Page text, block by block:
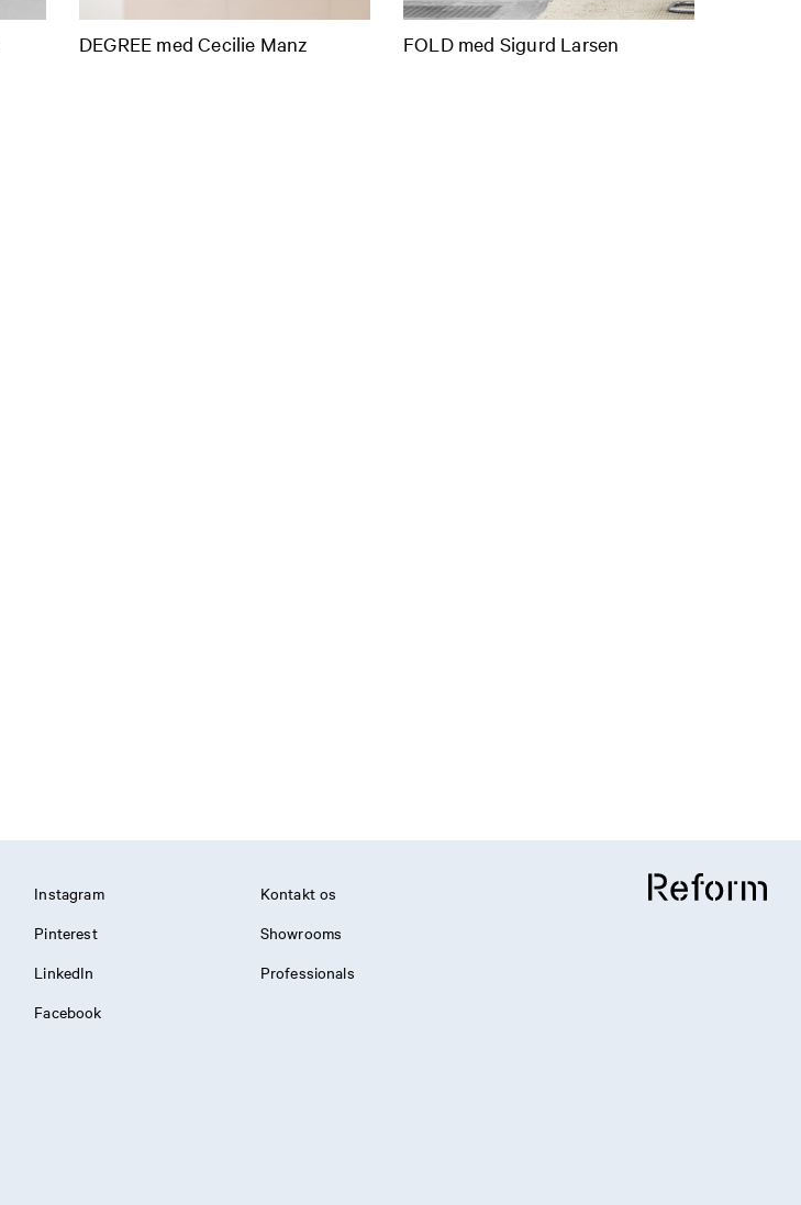
DEGREE med Cecilie Manz FOLD med Sigurd Larsen
Instagram
Pinterest
LinkedIn
Facebook
Kontakt os
Showrooms
Professionals